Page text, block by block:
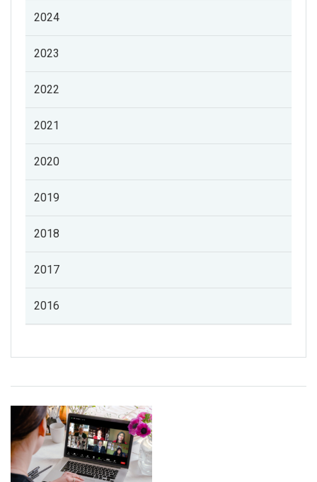
2024
2023
2022
2021
2020
2019
2018
2017
2016